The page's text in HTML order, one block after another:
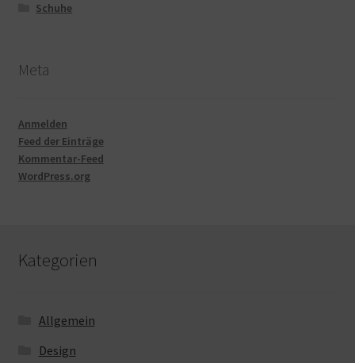
Schuhe
Meta
Anmelden
Feed der Einträge
Kommentar-Feed
WordPress.org
Kategorien
Allgemein
Design